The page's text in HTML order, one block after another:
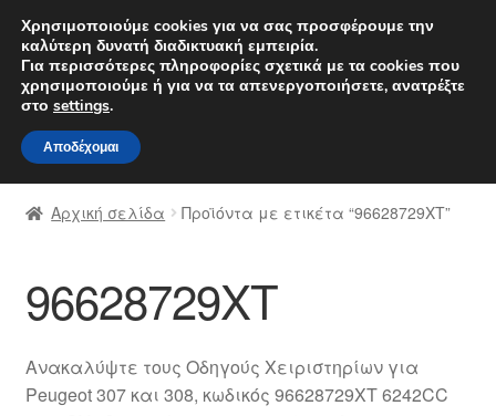
ΑΠΟΣΤΟΛΗ από 7 EUR
Δευτέρα-Παρ. 9 π.μ. - 4 μ.μ.
Απευθείας
μετάβαση
στην
πλοήγηση
Μετάβαση
σε
περιεχόμενο
Αρχική
Διαδικασία Παραπόνων
Επικοινωνία
Μεταφορά
Αρχική σελίδα Προϊόντα με ετικέτα “96628729XT”
96628729XT
Ανακαλύψτε τους Οδηγούς Χειριστηρίων για
Peugeot 307 και 308, κωδικός 96628729XT 6242CC
Χρησιμοποιούμε cookies για να σας προσφέρουμε την
καλύτερη δυνατή διαδικτυακή εμπειρία.
Για περισσότερες πληροφορίες σχετικά με τα cookies που
χρησιμοποιούμε ή για να τα απενεργοποιήσετε, ανατρέξτε
στο settings.
Αποδέχομαι